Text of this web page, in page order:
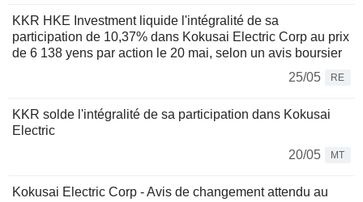
KKR HKE Investment liquide l'intégralité de sa
participation de 10,37% dans Kokusai Electric Corp au prix
de 6 138 yens par action le 20 mai, selon un avis boursier
25/05
RE
KKR solde l'intégralité de sa participation dans Kokusai
Electric
20/05
MT
Kokusai Electric Corp - Avis de changement attendu au